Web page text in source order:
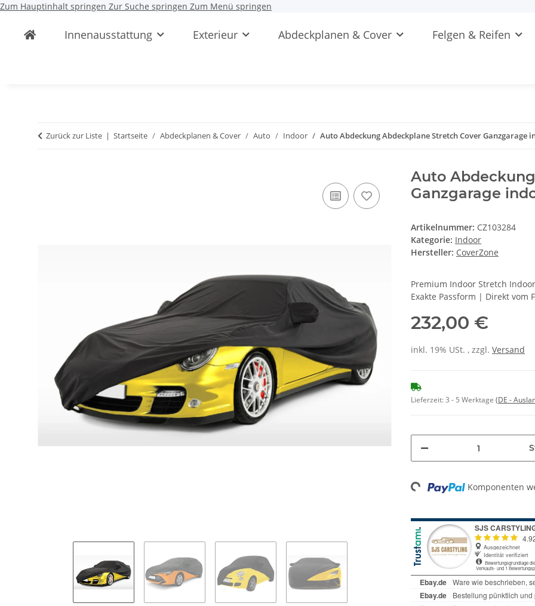
Zum Hauptinhalt springen Zur Suche springen Zum Menü springen
Innenausstattung Exterieur Abdeckplanen & Cover Felgen & Reifen
Zurück zur Liste Startseite Abdeckplanen & Cover Auto Indoor Auto Abdeckung Abdeckplane Stretch Cover Ganzgarage
Auto
Ganzgarage
Artikelnummer: CZ103284
Kategorie: Indoor
Hersteller: CoverZone
Premium Indoor Stretch
Exakte Passform | Direkt vom
232,00 €
inkl. 19% USt. , zzgl. Versand
Lieferzeit:3 - 5 Werktage (DE -
Loading... Komponenten